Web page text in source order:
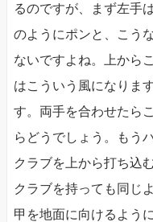
るのですが、まず左手
のようにポンと、こう
ないですよね。上から
はこういう風になりま
す。両手を合わせたら
らどうでしょう。もう
クラブを上から打ち込
クラブを持っても同じ
甲を地面に向けるよう